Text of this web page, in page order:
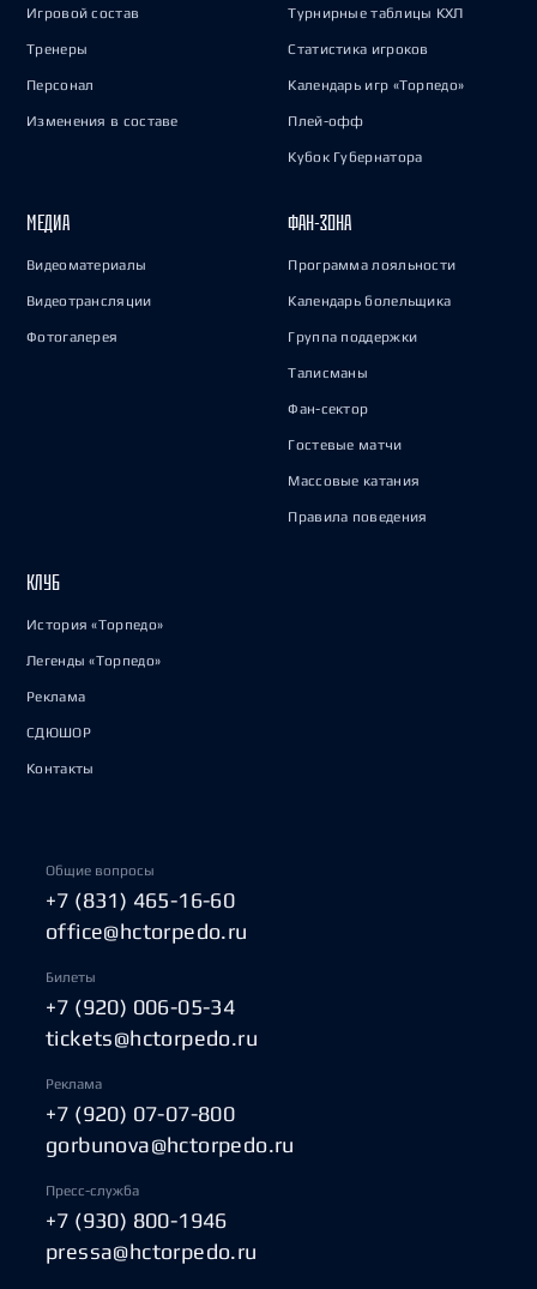
Игровой состав
Тренеры
Персонал
Изменения в составе
Турнирные таблицы КХЛ
Статистика игроков
Календарь игр «Торпедо»
Плей-офф
Кубок Губернатора
МЕДИА
Видеоматериалы
Видеотрансляции
Фотогалерея
ФАН-ЗОНА
Программа лояльности
Календарь болельщика
Группа поддержки
Талисманы
Фан-сектор
Гостевые матчи
Массовые катания
Правила поведения
КЛУБ
История «Торпедо»
Легенды «Торпедо»
Реклама
СДЮШОР
Контакты
Общие вопросы
+7 (831) 465-16-60
office@hctorpedo.ru
Билеты
+7 (920) 006-05-34
tickets@hctorpedo.ru
Реклама
+7 (920) 07-07-800
gorbunova@hctorpedo.ru
Пресс-служба
+7 (930) 800-1946
pressa@hctorpedo.ru